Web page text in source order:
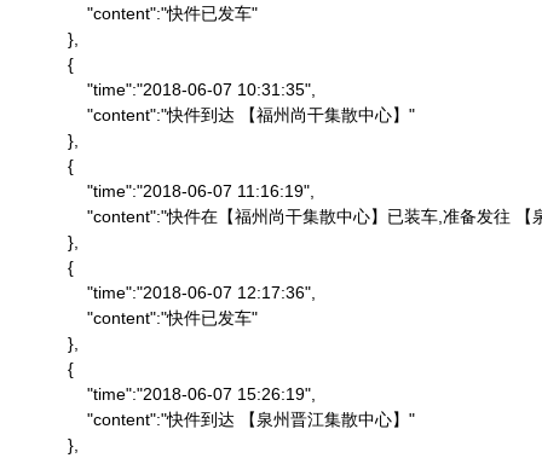
                "content":"快件已发车"
            },
            {
                "time":"2018-06-07 10:31:35",
                "content":"快件到达 【福州尚干集散中心】"
            },
            {
                "time":"2018-06-07 11:16:19",
"content":"快件在【福州尚干集散中心】已装车,准备发往
            },
            {
                "time":"2018-06-07 12:17:36",
                "content":"快件已发车"
            },
            {
                "time":"2018-06-07 15:26:19",
                "content":"快件到达 【泉州晋江集散中心】"
            },